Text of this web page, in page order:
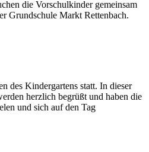
die Vorschulkinder gemeinsam
Grundschule Markt Rettenbach.
des Kindergartens statt. In dieser
herzlich begrüßt und haben die
und sich auf den Tag